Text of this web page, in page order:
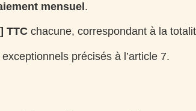
mensuel .
TTC chacune, correspondant à la
précisés à l’article 7.